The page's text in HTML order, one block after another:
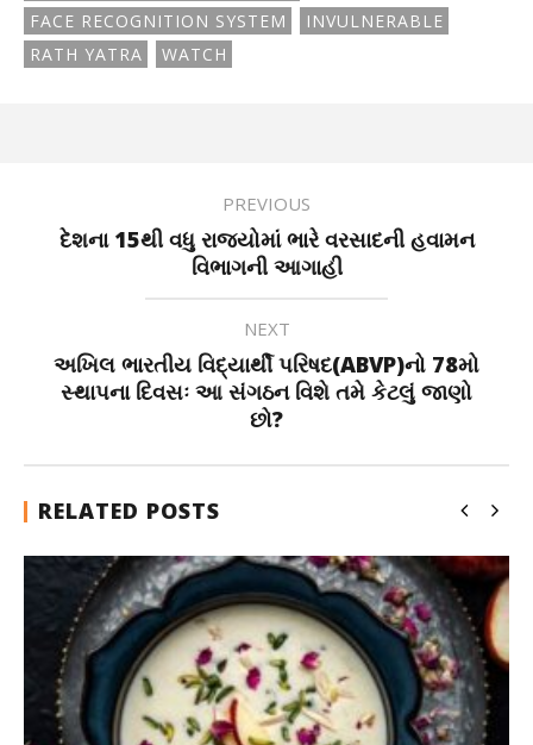
FACE RECOGNITION SYSTEM
INVULNERABLE
RATH YATRA
WATCH
PREVIOUS
દેશના 15થી વધુ રાજ્યોમાં ભારે વરસાદની હવામન
વિભાગની આગાહી
NEXT
અખિલ ભારતીય વિદ્યાર્થી પરિષદ(ABVP)નો 78મો
સ્થાપના દિવસઃ આ સંગઠન વિશે તમે કેટલું જાણો
છો?
RELATED POSTS